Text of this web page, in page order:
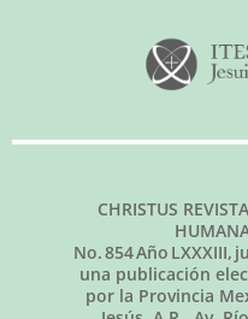
CHRISTUS
No.854Año LXXXIII,
una publicación
por la Provincia